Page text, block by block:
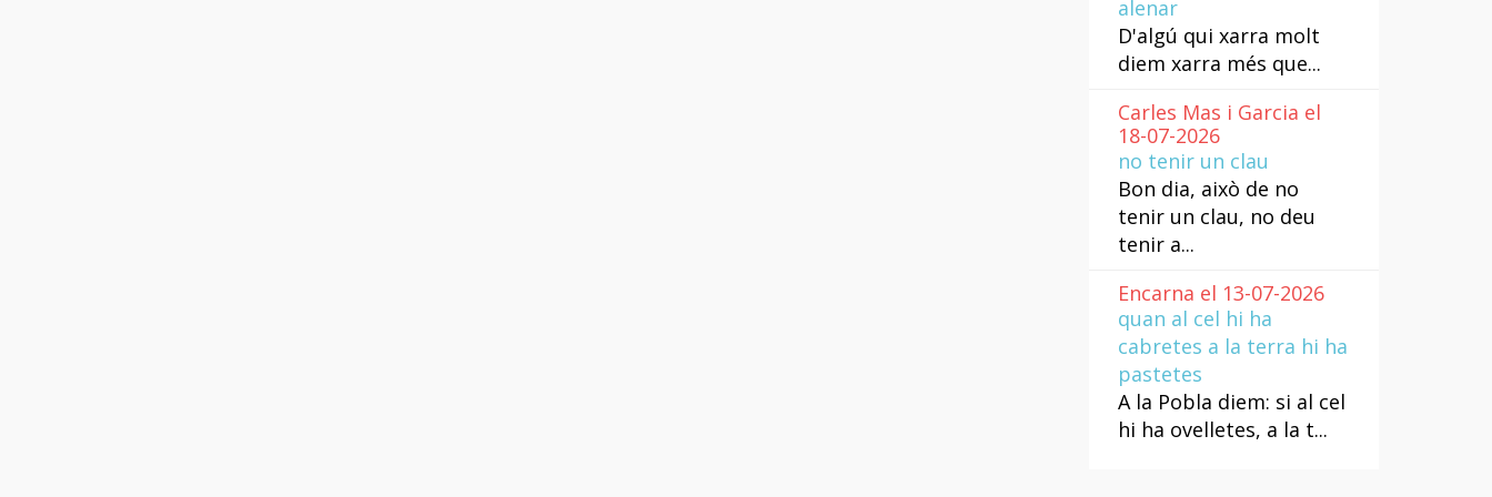
alenar
D'algú qui xarra molt
diem xarra més que...
Carles Mas i Garcia el
18-07-2026
no tenir un clau
Bon dia, això de no
tenir un clau, no deu
tenir a...
Encarna el 13-07-2026
quan al cel hi ha
cabretes a la terra hi ha
pastetes
A la Pobla diem: si al cel
hi ha ovelletes, a la t...